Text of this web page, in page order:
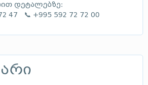
დეტალებზე:
47 📞 +995 592 72 72 00